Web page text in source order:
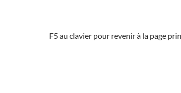
F5 au clavier pour revenir à la page